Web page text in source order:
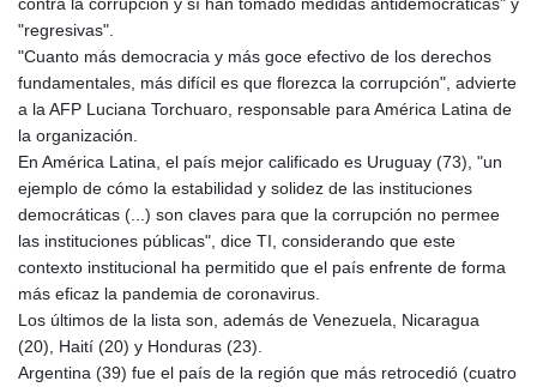
MDL 20.044751
MGA 4918.938878
MKD 61.524236
MNT 4157.293457
MOP 9.314584
MRU 46.338424
MUR 54.419742
MVR 17.862733
MWK 1998.775164
MXN 19.812061
MZN 73.882892
"regresivas".
"Cuanto más democracia y más goce efectivo de los derechos
fundamentales, más difícil es que florezca la corrupción", advierte
a la AFP Luciana Torchuaro, responsable para América Latina de
la organización.
En América Latina, el país mejor calificado es Uruguay (73), "un
ejemplo de cómo la estabilidad y solidez de las instituciones
democráticas (...) son claves para que la corrupción no permee
las instituciones públicas", dice TI, considerando que este
contexto institucional ha permitido que el país enfrente de forma
más eficaz la pandemia de coronavirus.
Los últimos de la lista son, además de Venezuela, Nicaragua
(20), Haití (20) y Honduras (23).
Argentina (39) fue el país de la región que más retrocedió (cuatro